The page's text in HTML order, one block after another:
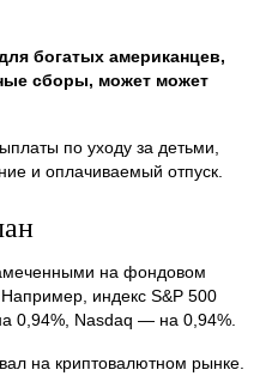
богатых американцев,
сборы, может может
по уходу за детьми,
и оплачиваемый отпуск.
на фондовом
индекс S&P 500
0,94%, Nasdaq — на 0,94%.
на криптовалютном рынке.